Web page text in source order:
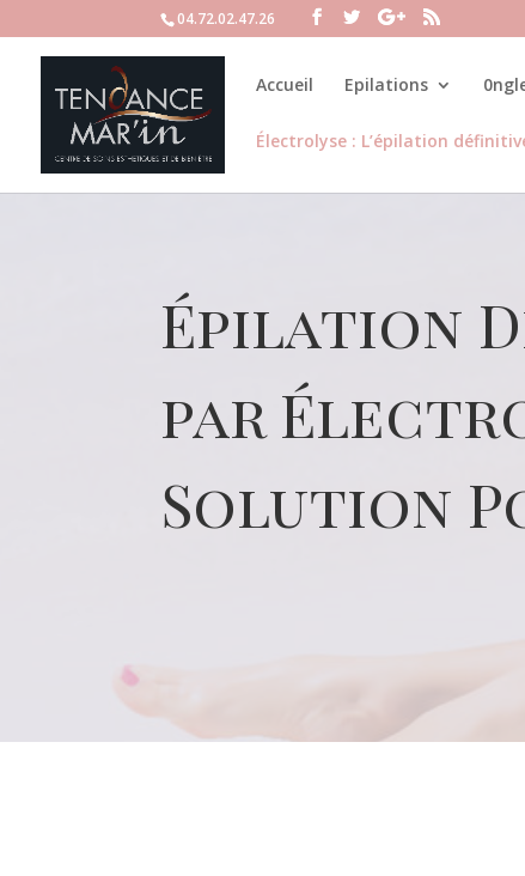
04.72.02.47.26
Accueil Epilations
Électrolyse : L’épilation
Épilation
par
Solution